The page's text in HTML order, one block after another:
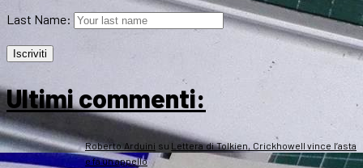
Last Name:
Ultimi commenti:
Roberto Arduini su Lettera di Tolkien, Crickhowell vince l’asta
e fa un appello